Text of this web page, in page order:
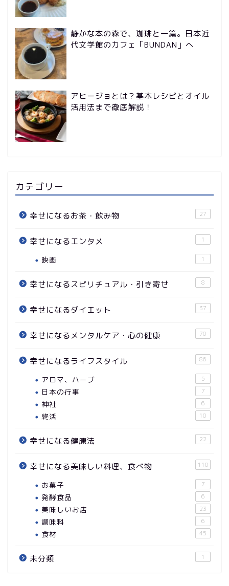
静かな本の森で、珈琲と一篇。日本近
代文学館のカフェ「BUNDAN」へ
アヒージョとは？基本レシピとオイル
活用法まで徹底解説！
カテゴリー
幸せになるお茶・飲み物 27
幸せになるエンタメ 1
映画 1
幸せになるスピリチュアル・引き寄せ 8
幸せになるダイエット 37
幸せになるメンタルケア・心の健康 70
幸せになるライフスタイル 86
アロマ、ハーブ 5
日本の行事 7
神社 6
終活 10
幸せになる健康法 22
幸せになる美味しい料理、食べ物 110
お菓子 7
発酵食品 6
美味しいお店 23
調味料 6
食材 45
未分類 1